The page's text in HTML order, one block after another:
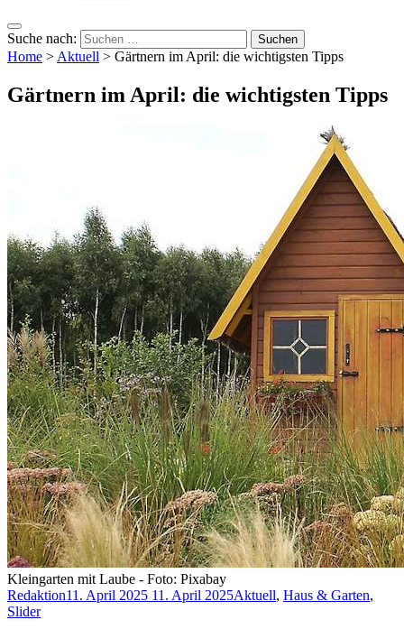
Suche nach:
Home > Aktuell > Gärtnern im April: die wichtigsten Tipps
Gärtnern im April: die wichtigsten Tipps
Kleingarten mit Laube - Foto: Pixabay
Redaktion11. April 2025 11. April 2025Aktuell, Haus & Garten,
Slider